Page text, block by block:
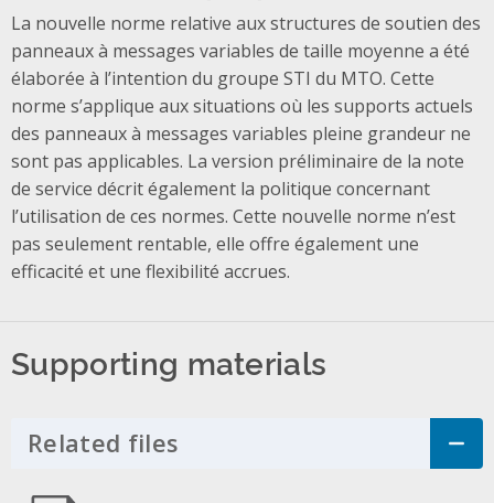
La nouvelle norme relative aux structures de soutien des
panneaux à messages variables de taille moyenne a été
élaborée à l’intention du groupe STI du MTO. Cette
norme s’applique aux situations où les supports actuels
des panneaux à messages variables pleine grandeur ne
sont pas applicables. La version préliminaire de la note
de service décrit également la politique concernant
l’utilisation de ces normes. Cette nouvelle norme n’est
pas seulement rentable, elle offre également une
efficacité et une flexibilité accrues.
Supporting materials
Related files Click to Expand Accordion